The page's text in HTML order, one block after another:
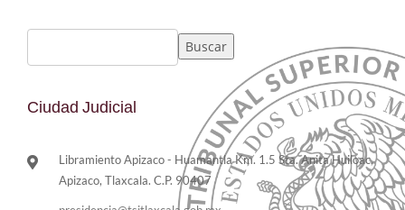
Buscar
Ciudad Judicial
Libramiento Apizaco - Huamantla Km. 1.5 Sta. Anita Huiloac,
Apizaco, Tlaxcala. C.P. 90407